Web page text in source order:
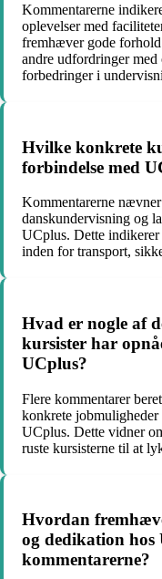
Kommentarerne
oplevelser med
fremhæver gode
andre udfordringer
forbedringer i
Hvilke konkrete
forbindelse med
Kommentarerne
danskundervisning og
UCplus. Dette indikerer
inden for transport,
Hvad er nogle af
kursister har
UCplus?
Flere kommentarer
konkrete jobmuligheder
UCplus. Dette vidner
ruste kursisterne til at
Hvordan
og dedikation hos
kommentarerne?